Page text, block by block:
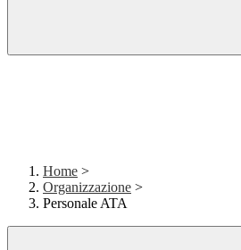
Home >
Organizzazione >
Personale ATA